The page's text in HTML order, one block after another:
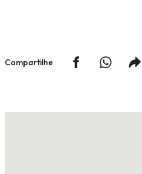
Compartilhe